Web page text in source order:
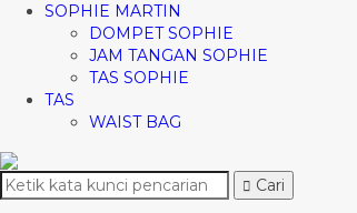
SOPHIE MARTIN
DOMPET SOPHIE
JAM TANGAN SOPHIE
TAS SOPHIE
TAS
WAIST BAG
Cari